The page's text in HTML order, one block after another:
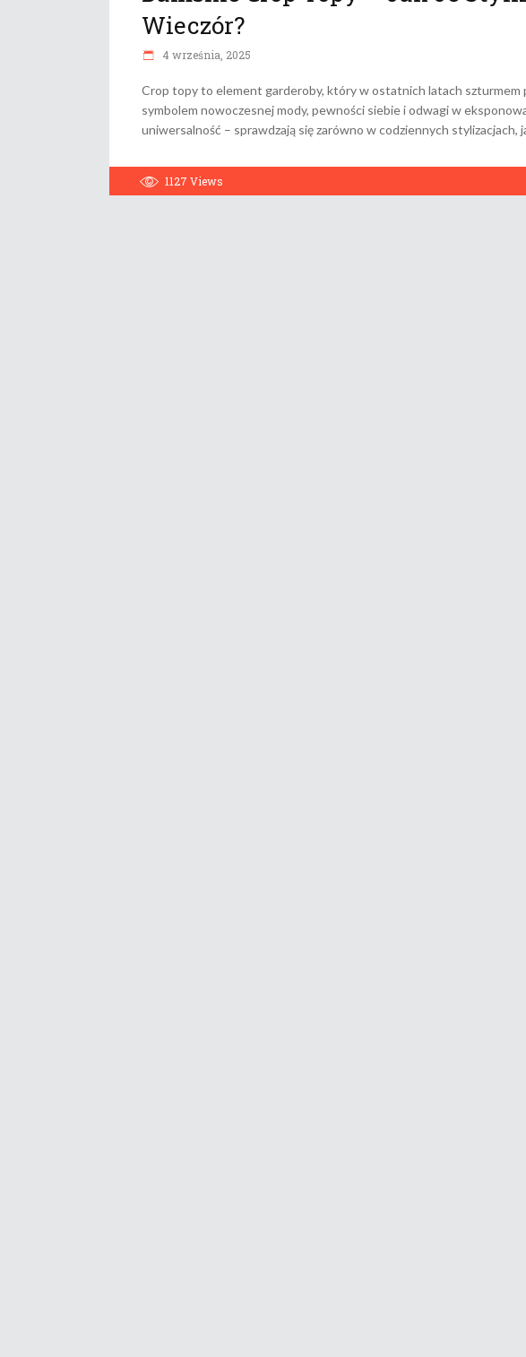
Wieczór?
4 września, 2025
Crop topy to element garderoby, który w ostatnich latach szturmem
symbolem nowoczesnej mody, pewności siebie i odwagi w
uniwersalność – sprawdzają się zarówno w codziennych stylizacjach,
1127 Views